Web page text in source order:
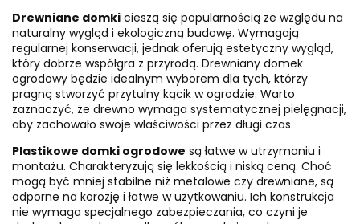
Drewniane domki cieszą się popularnością ze względu na
naturalny wygląd i ekologiczną budowę. Wymagają
regularnej konserwacji, jednak oferują estetyczny wygląd,
który dobrze współgra z przyrodą. Drewniany domek
ogrodowy będzie idealnym wyborem dla tych, którzy
pragną stworzyć przytulny kącik w ogrodzie. Warto
zaznaczyć, że drewno wymaga systematycznej pielęgnacji,
aby zachowało swoje właściwości przez długi czas.
Plastikowe domki ogrodowe są łatwe w utrzymaniu i
montażu. Charakteryzują się lekkością i niską ceną. Choć
mogą być mniej stabilne niż metalowe czy drewniane, są
odporne na korozję i łatwe w użytkowaniu. Ich konstrukcja
nie wymaga specjalnego zabezpieczania, co czyni je